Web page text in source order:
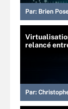
Par: Brien
relancé
Par: